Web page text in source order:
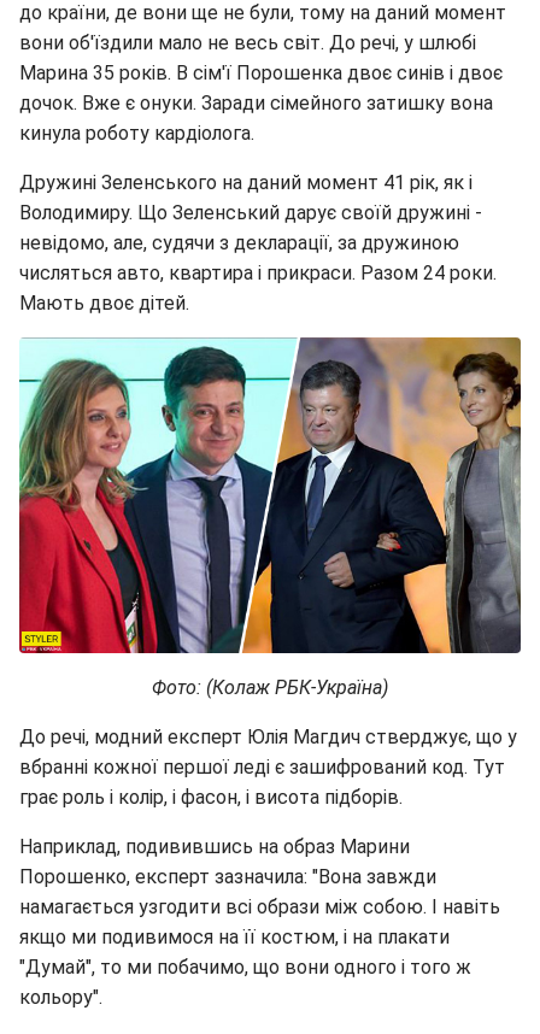
до країни, де вони ще не були, тому на даний момент
вони об'їздили мало не весь світ. До речі, у шлюбі
Марина 35 років. В сім'ї Порошенка двоє синів і двоє
дочок. Вже є онуки. Заради сімейного затишку вона
кинула роботу кардіолога.
Дружині Зеленського на даний момент 41 рік, як і
Володимиру. Що Зеленський дарує своїй дружині -
невідомо, але, судячи з декларації, за дружиною
числяться авто, квартира і прикраси. Разом 24 роки.
Мають двоє дітей.
Фото: (Колаж РБК-Україна)
До речі, модний експерт Юлія Магдич стверджує, що у
вбранні кожної першої леді є зашифрований код. Тут
грає роль і колір, і фасон, і висота підборів.
Наприклад, подивившись на образ Марини
Порошенко, експерт зазначила: "Вона завжди
намагається узгодити всі образи між собою. І навіть
якщо ми подивимося на її костюм, і на плакати
"Думай", то ми побачимо, що вони одного і того ж
кольору".